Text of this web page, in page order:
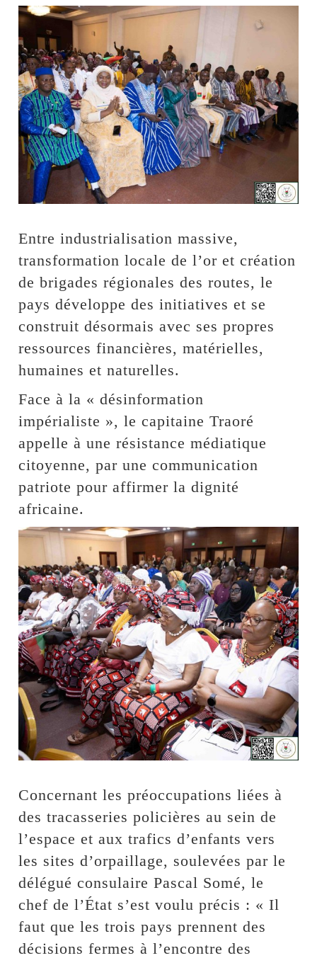
Entre industrialisation massive,
transformation locale de l’or et création
de brigades régionales des routes, le
pays développe des initiatives et se
construit désormais avec ses propres
ressources financières, matérielles,
humaines et naturelles.
Face à la « désinformation
impérialiste », le capitaine Traoré
appelle à une résistance médiatique
citoyenne, par une communication
patriote pour affirmer la dignité
africaine.
Concernant les préoccupations liées à
des tracasseries policières au sein de
l’espace et aux trafics d’enfants vers
les sites d’orpaillage, soulevées par le
délégué consulaire Pascal Somé, le
chef de l’État s’est voulu précis : « Il
faut que les trois pays prennent des
décisions fermes à l’encontre des